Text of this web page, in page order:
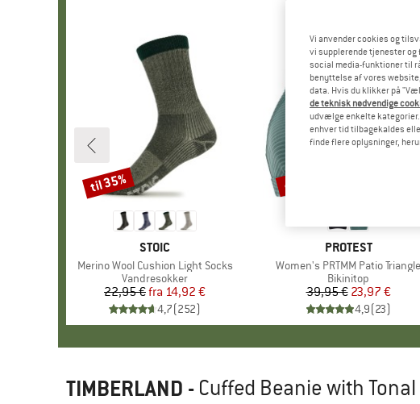
MÆRKE
STOIC
Artikel
Merino Wool Cushion Light Socks
Produktgruppe
Vandresokker
Pris
22,95 € Nedsat pris
fra 14,92 €
4,7(252)
Rabat
til 35%
MÆRKE
PROTEST
Artikel
Women's PRTMM Patio Triangle
Produktgruppe
Bikinitop
Pris
39,95 €Nedsat pris
23,97 €
4,9(23)
Rabat
40%
TIMBERLAND - Cuffed Beanie with
Vi anvender cookies og
vi supplerende tjenester
social media-funktioner til
benyttelse af vores
data. Hvis du klikker på
de teknisk nødvendige
udvælge enkelte
enhver tid tilbagekaldes
finde flere oplysninger,